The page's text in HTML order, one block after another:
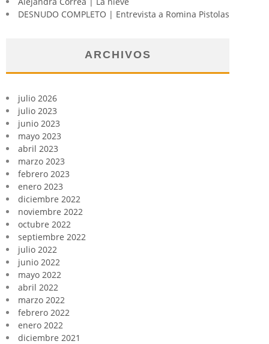
DESNUDO COMPLETO | Entrevista a Romina Pistolas
ARCHIVOS
julio 2026
julio 2023
junio 2023
mayo 2023
abril 2023
marzo 2023
febrero 2023
enero 2023
diciembre 2022
noviembre 2022
octubre 2022
septiembre 2022
julio 2022
junio 2022
mayo 2022
abril 2022
marzo 2022
febrero 2022
enero 2022
diciembre 2021